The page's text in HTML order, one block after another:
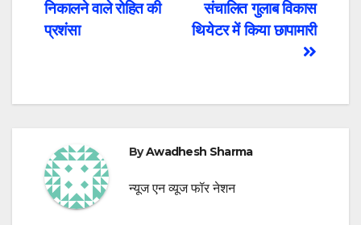
संचालित गुलाब विकास
थियेटर में किया छापामारी
निकालने वाले रोहित की
प्रशंसा
ByAwadhesh Sharma
न्यूज एन व्यूज फॉर नेशन